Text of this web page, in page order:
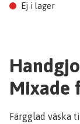
Ej i lager
Mixade
Färgglad väska